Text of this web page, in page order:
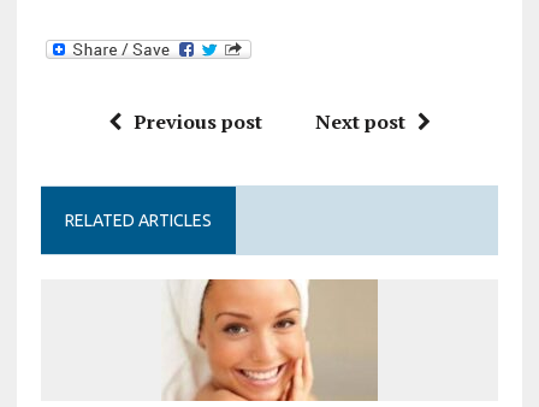
Previous post Next post
RELATED ARTICLES